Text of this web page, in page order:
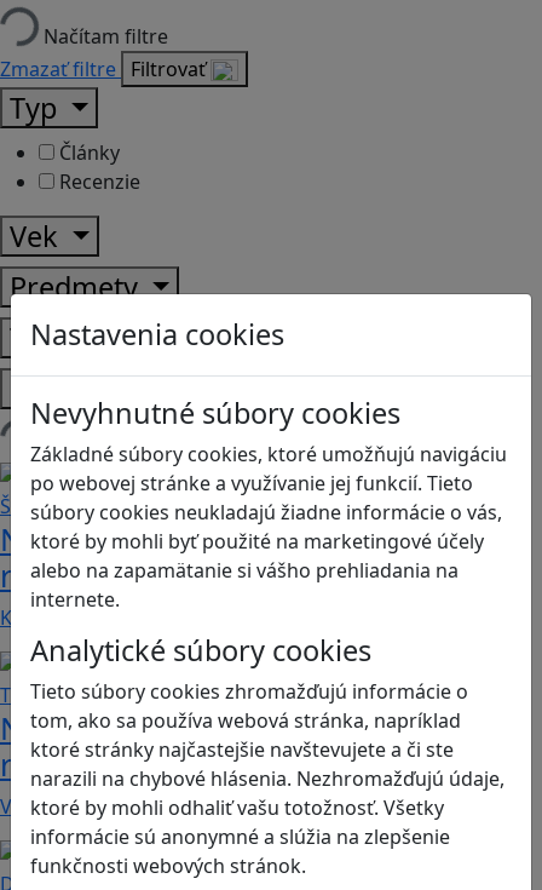
Nastavenia cookies
Nevyhnutné súbory cookies
Základné súbory cookies, ktoré umožňujú navigáciu
po webovej stránke a využívanie jej funkcií. Tieto
súbory cookies neukladajú žiadne informácie o vás,
ktoré by mohli byť použité na marketingové účely
alebo na zapamätanie si vášho prehliadania na
internete.
Analytické súbory cookies
Tieto súbory cookies zhromažďujú informácie o
tom, ako sa používa webová stránka, napríklad
ktoré stránky najčastejšie navštevujete a či ste
narazili na chybové hlásenia. Nezhromažďujú údaje,
ktoré by mohli odhaliť vašu totožnosť. Všetky
informácie sú anonymné a slúžia na zlepšenie
funkčnosti webových stránok.
Načítam filtre
Zmazať filtre Filtrovať
Typ
Články
Recenzie
Vek
Predmety
Témy
Platformy
Načítam blogy
Návod pre rodičov: Ako na výber
rodičovského zámku? Štvrtá časť
Kvalitné aplikácie, ktoré ponúkajú bezpečné…
Návod pre rodičov: Ako na výber
rodičovského zámku? Tretia časť
V obchode Play je možné nájsť veľké množstvo…